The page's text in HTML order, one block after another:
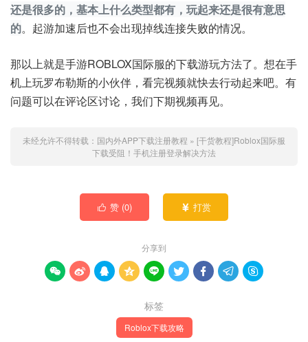
还是很多的，基本上什么类型都有，玩起来还是很有意思
的。起游加速后也不会出现掉线连接失败的情况。
那以上就是手游ROBLOX国际服的下载游玩方法了。想在手
机上玩罗布勒斯的小伙伴，看完视频就快去行动起来吧。有
问题可以在评论区讨论，我们下期视频再见。
未经允许不得转载： 国内外APP下载注册教程 » [干货教程]Roblox国际服
下载受阻！手机注册登录解决方法
 赞 (0)  打赏
分享到
        
标签
Roblox下载攻略